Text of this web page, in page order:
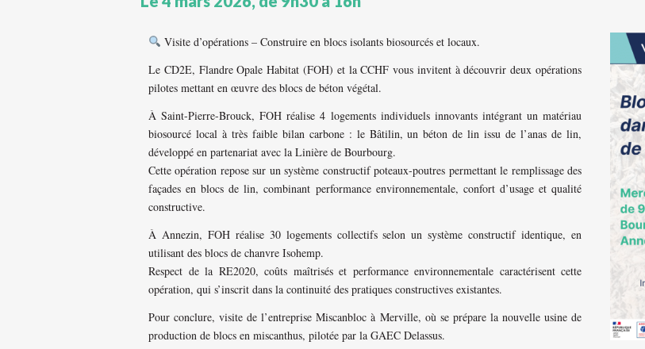
Visite d’opérations – Construire en blocs isolants biosourcés et locaux.
Le CD2E, Flandre Opale Habitat (FOH) et la CCHF vous invitent à découvrir deux opérations
pilotes mettant en œuvre des blocs de béton végétal.
À Saint-Pierre-Brouck, FOH réalise 4 logements individuels innovants intégrant un matériau
biosourcé local à très faible bilan carbone : le Bâtilin, un béton de lin issu de l’anas de lin,
développé en partenariat avec la Linière de Bourbourg.
Cette opération repose sur un système constructif poteaux-poutres permettant le remplissage des
façades en blocs de lin, combinant performance environnementale, confort d’usage et qualité
constructive.
À Annezin, FOH réalise 30 logements collectifs selon un système constructif identique, en
utilisant des blocs de chanvre Isohemp.
Respect de la RE2020, coûts maîtrisés et performance environnementale caractérisent cette
opération, qui s’inscrit dans la continuité des pratiques constructives existantes.
Pour conclure, visite de l’entreprise Miscanbloc à Merville, où se prépare la nouvelle usine de
production de blocs en miscanthus, pilotée par la GAEC Delassus.